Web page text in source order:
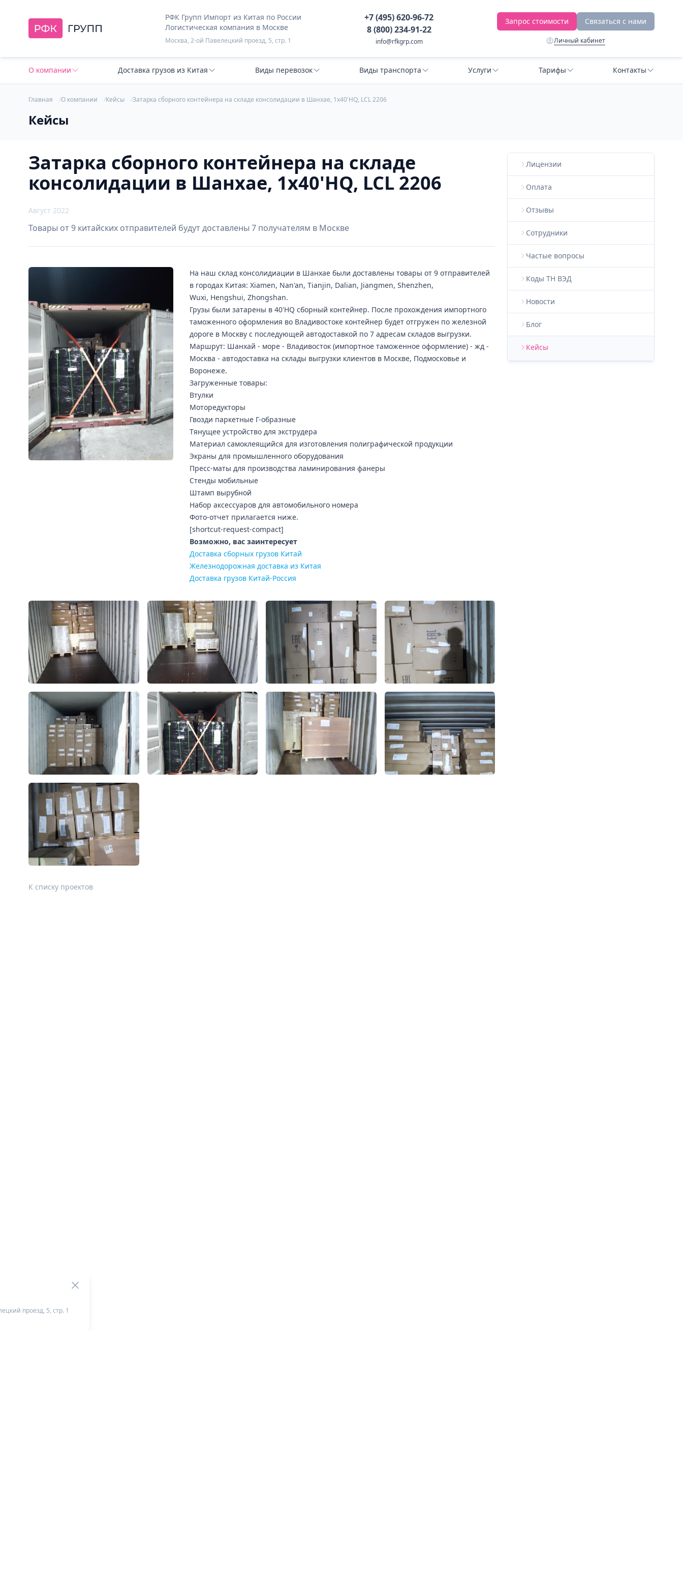
РФК Групп Импорт из Китая по России
Логистическая компания в Москве
Москва, 2-ой Павелецкий проезд, 5, стр. 1
+7 (495) 620-96-72
8 (800) 234-91-22
info@rfkgrp.com
Запрос стоимости Связаться с нами
Личный кабинет
О компании Доставка грузов из Китая Виды перевозок Виды транспорта Услуги Тарифы Контакты
Главная О компании Кейсы Затарка сборного контейнера на складе консолидации в Шанхае, 1х40'HQ, LCL 2206
Кейсы
Затарка сборного контейнера на складе
консолидации в Шанхае, 1х40'HQ, LCL 2206
Август 2022
Товары от 9 китайских отправителей будут доставлены 7 получателям в Москве
На наш склад консолидиации в Шанхае были доставлены товары от 9 отправителей
в городах Китая: Xiamen, Nan'an, Tianjin, Dalian, Jiangmen, Shenzhen,
Wuxi, Hengshui, Zhongshan.
Грузы были затарены в 40'HQ сборный контейнер. После прохождения импортного
таможенного оформления во Владивостоке контейнер будет отгружен по железной
дороге в Москву с последующей автодоставкой по 7 адресам складов выгрузки.
Маршрут: Шанхай - море - Владивосток (импортное таможенное оформление) - жд -
Москва - автодоставка на склады выгрузки клиентов в Москве, Подмосковье и
Воронеже.
Загруженные товары:
Втулки
Моторедукторы
Гвозди паркетные Г-образные
Тянущее устройство для экструдера
Материал самоклеящийся для изготовления полиграфической продукции
Экраны для промышленного оборудования
Пресс-маты для производства ламинирования фанеры
Стенды мобильные
Штамп вырубной
Набор аксессуаров для автомобильного номера
Фото-отчет прилагается ниже.
[shortcut-request-compact]
Возможно, вас заинтересует
Доставка сборных грузов Китай
Железнодорожная доставка из Китая
Доставка грузов Китай-Россия
К списку проектов
Лицензии
Оплата
Отзывы
Сотрудники
Частые вопросы
Коды ТН ВЭД
Новости
Блог
Кейсы
проезд, 5, стр. 1